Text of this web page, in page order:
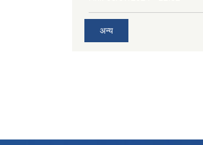
अन्य